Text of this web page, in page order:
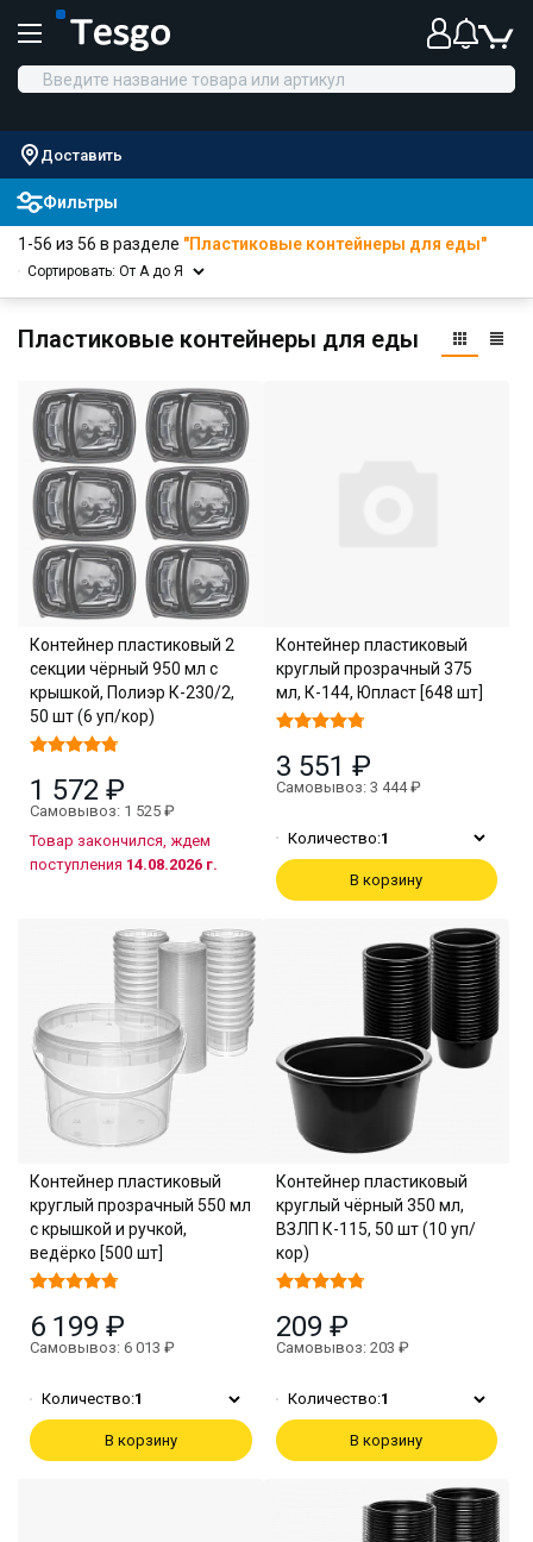
Доставить
Фильтры
1-56 из 56 в разделе "Пластиковые контейнеры для еды"
Сортировать: От А до Я
Пластиковые контейнеры для еды
Контейнер пластиковый 2
секции чёрный 950 мл с
крышкой, Полиэр К-230/2,
50 шт (6 уп/кор)
1 572 ₽
Самовывоз: 1 525 ₽
Товар закончился, ждем
поступления 14.08.2026 г.
Контейнер пластиковый
круглый прозрачный 375
мл, К-144, Юпласт [648 шт]
3 551 ₽
Самовывоз: 3 444 ₽
Количество:1
В корзину
Контейнер пластиковый
круглый прозрачный 550 мл
с крышкой и ручкой,
ведёрко [500 шт]
6 199 ₽
Самовывоз: 6 013 ₽
Количество:1
В корзину
Контейнер пластиковый
круглый чёрный 350 мл,
ВЗЛП К-115, 50 шт (10 уп/
кор)
209 ₽
Самовывоз: 203 ₽
Количество:1
В корзину